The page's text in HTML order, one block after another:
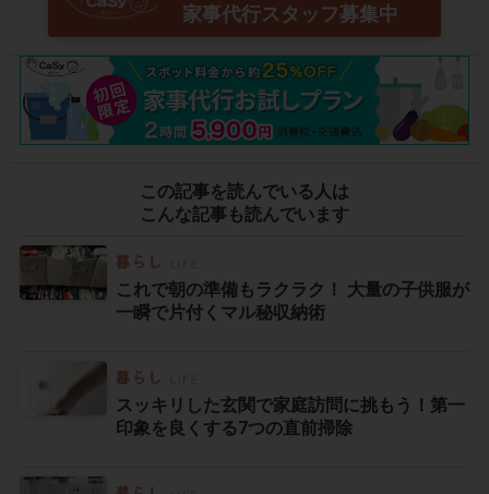
家事代行スタッフ募集中
この記事を読んでいる人は
こんな記事も読んでいます
これで朝の準備もラクラク！ 大量の子供服が
一瞬で片付くマル秘収納術
スッキリした玄関で家庭訪問に挑もう！第一
印象を良くする7つの直前掃除